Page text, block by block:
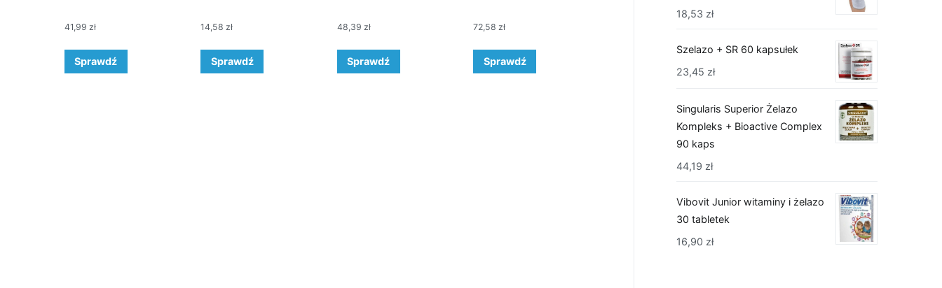
41,99 zł
Sprawdź
14,58zł
Sprawdź
48,39 zł
Sprawdź
72,58zł
Sprawdź
18,53 zł
Szelazo + SR 60 kapsułek
23,45 zł
Singularis Superior Żelazo
Kompleks + Bioactive Complex
90 kaps
44,19 zł
Vibovit Junior witaminy i żelazo
30 tabletek
16,90 zł